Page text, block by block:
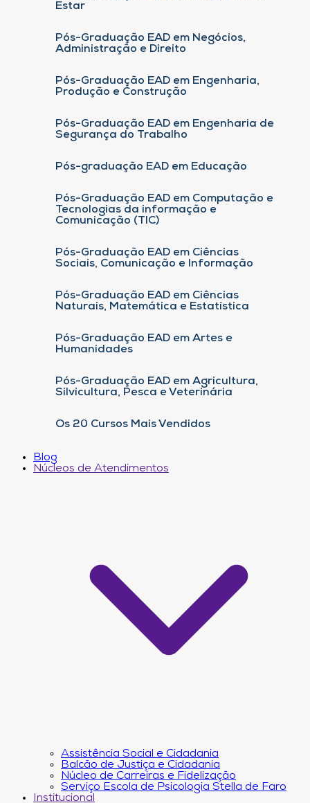
Estar
Pós-Graduação EAD em Negócios,
Administração e Direito
Pós-Graduação EAD em Engenharia,
Produção e Construção
Pós-Graduação EAD em Engenharia de
Segurança do Trabalho
Pós-graduação EAD em Educação
Pós-Graduação EAD em Computação e
Tecnologias da informação e
Comunicação (TIC)
Pós-Graduação EAD em Ciências
Sociais, Comunicação e Informação
Pós-Graduação EAD em Ciências
Naturais, Matemática e Estatística
Pós-Graduação EAD em Artes e
Humanidades
Pós-Graduação EAD em Agricultura,
Silvicultura, Pesca e Veterinária
Os 20 Cursos Mais Vendidos
Blog
Núcleos de Atendimentos
Assistência Social e Cidadania
Balcão de Justiça e Cidadania
Núcleo de Carreiras e Fidelização
Serviço Escola de Psicologia Stella de Faro
Institucional